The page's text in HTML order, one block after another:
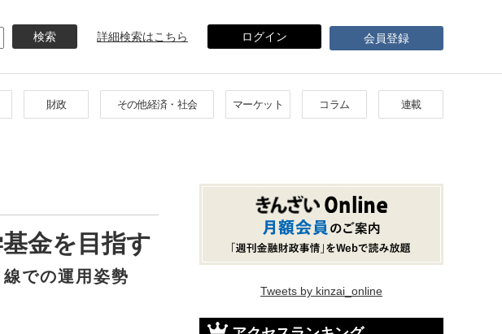
詳細検索はこちら ログイン 会員登録
財政 その他経済・社会 マーケット コラム 連載
金を目指す
での運用姿勢
Tweets by kinzai_online